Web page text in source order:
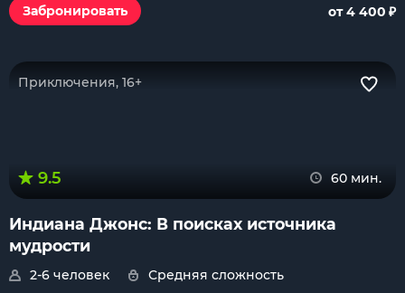
Забронировать
от 4 400 ₽
Приключения, 16+
9.5 60 мин.
Индиана Джонс: В поисках источника
мудрости
2-6 человек
Средняя сложность